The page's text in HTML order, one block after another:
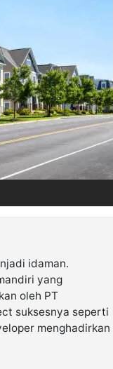
idaman.
yang
oleh PT
suksesnya seperti
menghadirkan